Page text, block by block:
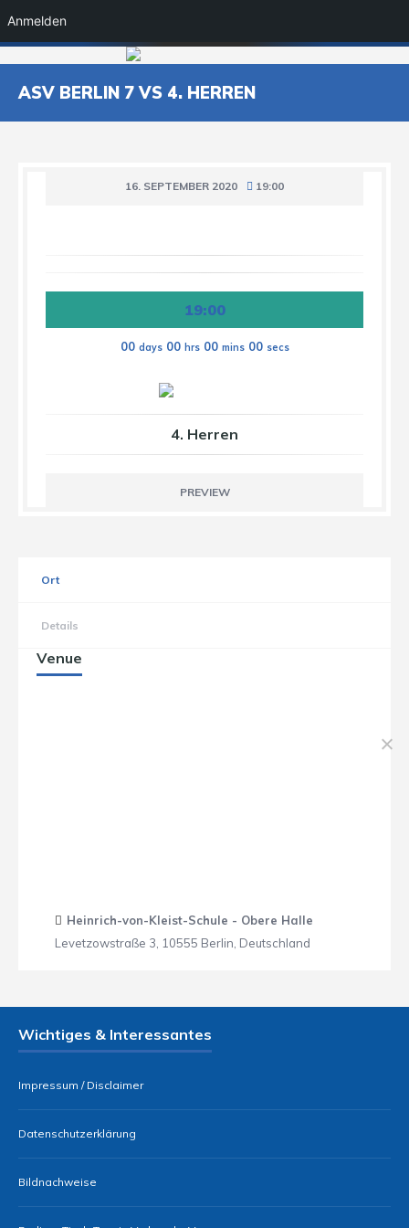
ASV BERLIN 7 VS 4. HERREN
16. SEPTEMBER 2020 19:00
19:00
00 days 00 hrs 00 mins 00 secs
4. Herren
PREVIEW
Ort
Details
Venue
Heinrich-von-Kleist-Schule - Obere Halle
Levetzowstraße 3, 10555 Berlin, Deutschland
Wichtiges & Interessantes
Impressum / Disclaimer
Datenschutzerklärung
Bildnachweise
Anmelden